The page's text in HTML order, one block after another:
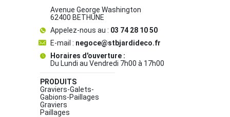
Avenue George Washington
62400 BETHUNE
Appelez-nous au : 03 74 28 10 50
E-mail : negoce@stbjardideco.fr
Horaires d'ouverture :
Du Lundi au Vendredi 7h00 à 17h00
PRODUITS
Graviers-Galets-
Gabions-Paillages
Graviers
Paillages